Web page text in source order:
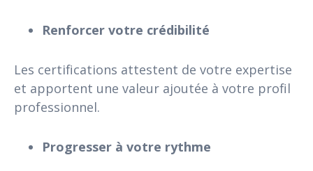
Renforcer votre crédibilité
Les certifications attestent de votre expertise
et apportent une valeur ajoutée à votre profil
professionnel.
Progresser à votre rythme